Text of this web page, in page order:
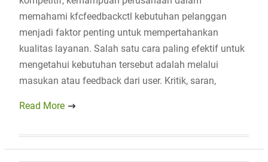
memahami kfcfeedbackctl kebutuhan pelanggan
menjadi faktor penting untuk mempertahankan
kualitas layanan. Salah satu cara paling efektif untuk
mengetahui kebutuhan tersebut adalah melalui
masukan atau feedback dari user. Kritik, saran,
Read More